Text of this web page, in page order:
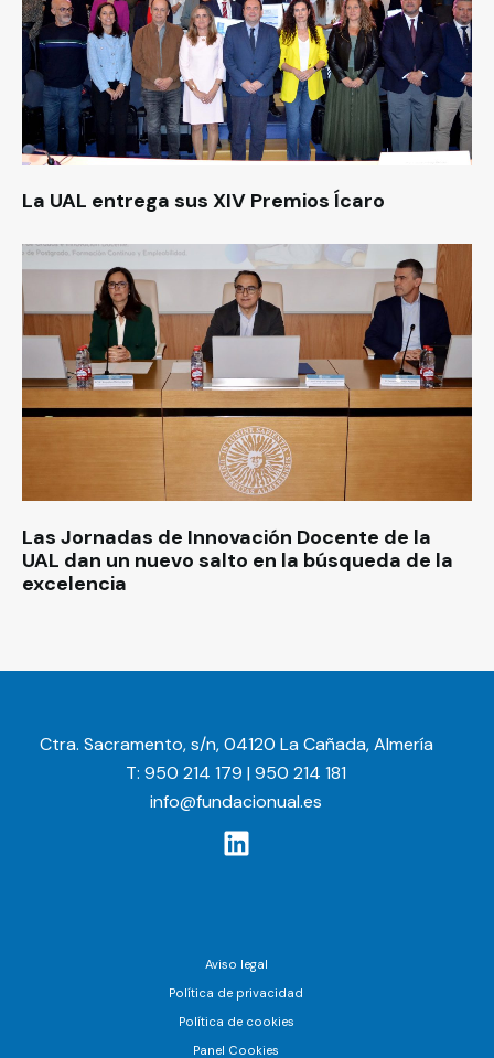
La UAL entrega sus XIV Premios Ícaro
Las Jornadas de Innovación Docente de la
UAL dan un nuevo salto en la búsqueda de la
excelencia
Ctra. Sacramento, s/n, 04120 La Cañada, Almería
T: 950 214 179 | 950 214 181
info@fundacionual.es
Aviso legal
Política de privacidad
Política de cookies
Panel Cookies